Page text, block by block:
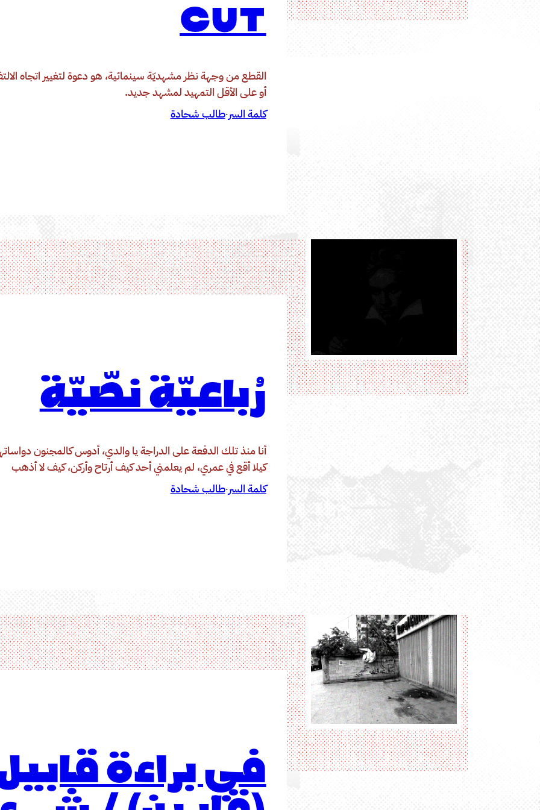
CUT
القطع من وجهة نظر مشهديّة سينمائية، هو دعوة لتغيير اتجاه
أو على الأقل التمهيد لمشهد جديد.
كلمة السر·طالب شحادة
رُباعيّة نصّيّة
أنا منذ تلك الدفعة على الدراجة يا والدي، أدوس كالمجنون
كيلا أقع في عمري، لم يعلمني أحد كيف أرتاح وأركن، كيف لا أذهب
كلمة السر·طالب شحادة
في براءة